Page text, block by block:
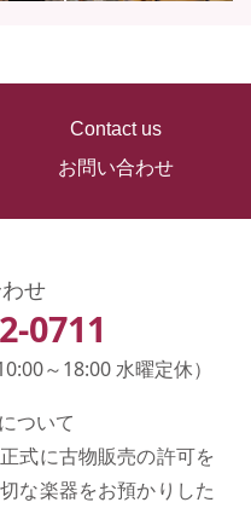
Contact us
お問い合わせ
せ
0711
～18:00 水曜定休）
ついて
式に古物販売の許可を
な楽器をお預かりした